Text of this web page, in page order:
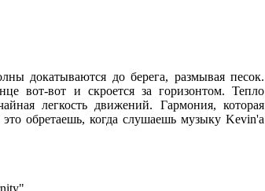
докатываются до берега, размывая песок.
вот-вот и скроется за горизонтом. Тепло
легкость движений. Гармония, которая
обретаешь, когда слушаешь музыку Kevin'а